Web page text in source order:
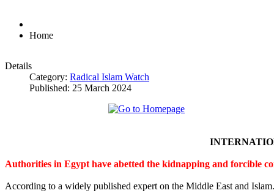
Home
Details
Category: Radical Islam Watch
Published: 25 March 2024
Authorities in Egypt have abetted the kidnapping and forcible
According to a widely published expert on the Middle East and Islam.